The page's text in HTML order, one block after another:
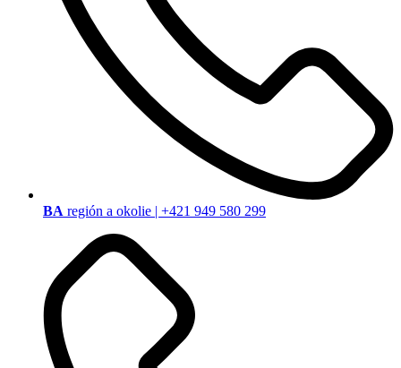
BA región a okolie | +421 949 580 299